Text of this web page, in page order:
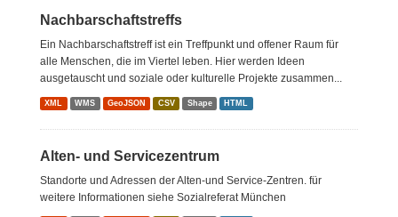
Nachbarschaftstreffs
Ein Nachbarschaftstreff ist ein Treffpunkt und offener Raum für
alle Menschen, die im Viertel leben. Hier werden Ideen
ausgetauscht und soziale oder kulturelle Projekte zusammen...
XML WMS GeoJSON CSV Shape HTML
Alten- und Servicezentrum
Standorte und Adressen der Alten-und Service-Zentren. für
weitere Informationen siehe Sozialreferat München